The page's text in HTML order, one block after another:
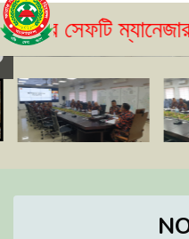
ম্যানেজার কোর্স-